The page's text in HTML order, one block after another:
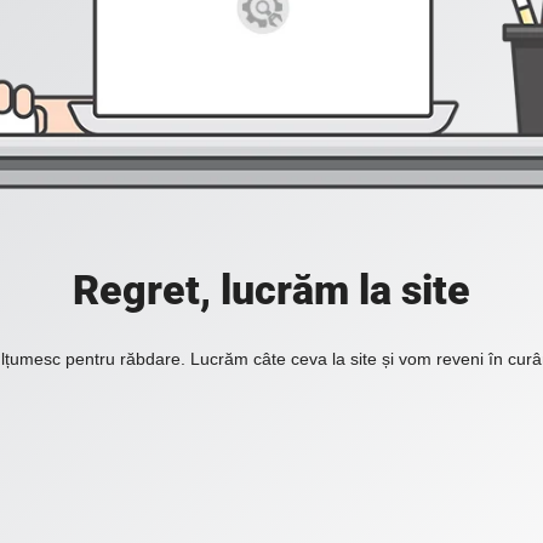
Regret, lucrăm la site
pentru răbdare. Lucrăm câte ceva la site și vom reveni în